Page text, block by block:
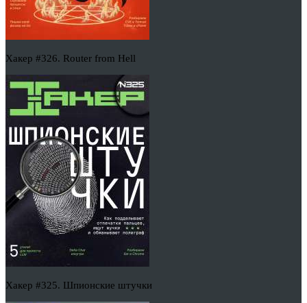
Хакер #326. Router from Hell
Хакер #325. Шпионские штучки